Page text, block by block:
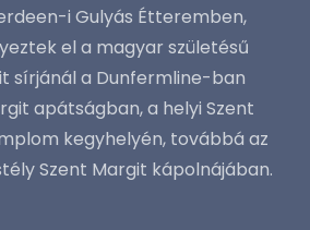
i Gulyás Étteremben,
el a magyar születésű
sírjánál a Dunfermline-ban
apátságban, a helyi Szent
kegyhelyén, továbbá az
Szent Margit kápolnájában.